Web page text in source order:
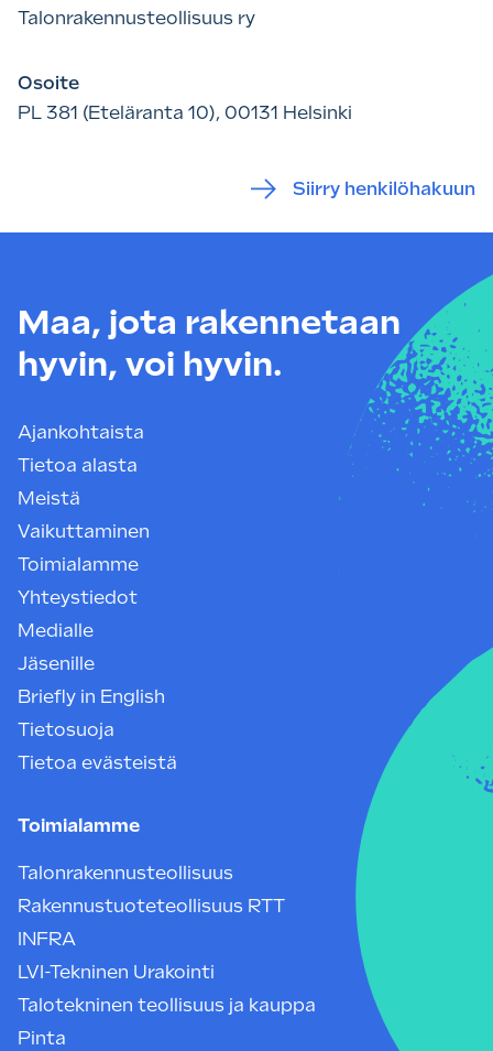
Talonrakennusteollisuus ry
Osoite
PL 381 (Eteläranta 10), 00131 Helsinki
Siirry henkilöhakuun
Maa, jota rakennetaan
hyvin, voi hyvin.
Ajankohtaista
Tietoa alasta
Meistä
Vaikuttaminen
Toimialamme
Yhteystiedot
Medialle
Jäsenille
Briefly in English
Tietosuoja
Tietoa evästeistä
Toimialamme
Talonrakennusteollisuus
Rakennustuoteteollisuus RTT
INFRA
LVI-Tekninen Urakointi
Talotekninen teollisuus ja kauppa
Pinta